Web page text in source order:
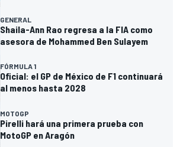
GENERAL
Shaila-Ann Rao regresa a la FIA como
asesora de Mohammed Ben Sulayem
FÓRMULA 1
Oficial: el GP de México de F1 continuará
al menos hasta 2028
MOTOGP
Pirelli hará una primera prueba con
MotoGP en Aragón